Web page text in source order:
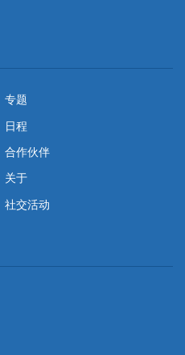
专题
日程
合作伙伴
关于
社交活动